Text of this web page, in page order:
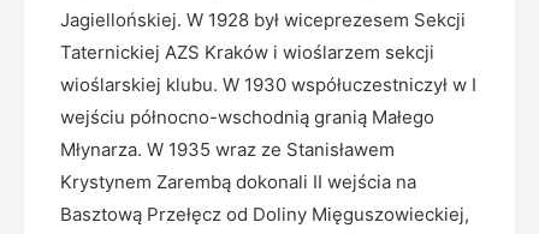
Jagiellońskiej. W 1928 był wiceprezesem Sekcji
Taternickiej AZS Kraków i wioślarzem sekcji
wioślarskiej klubu. W 1930 współuczestniczył w I
wejściu północno-wschodnią granią Małego
Młynarza. W 1935 wraz ze Stanisławem
Krystynem Zarembą dokonali II wejścia na
Basztową Przełęcz od Doliny Mięguszowieckiej,